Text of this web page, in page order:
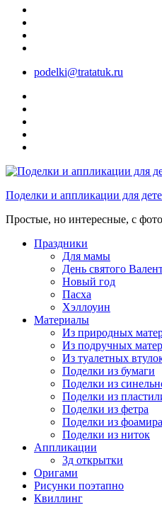
podelki@tratatuk.ru
Поделки и аппликации для
Простые, но интересные, с
Праздники
Для мамы
День святого
Новый год
Пасха
Хэллоуин
Материалы
Из природных
Из подручных
Из туалетных
Поделки из бумаги
Поделки из
Поделки из
Поделки из фетра
Поделки из
Поделки из ниток
Аппликации
3д открытки
Оригами
Рисунки поэтапно
Квиллинг